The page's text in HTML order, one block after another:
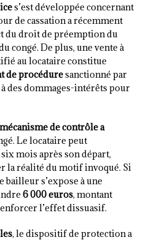
s’est développée concernant
de cassation a récemment
du droit de préemption du
congé. De plus, une vente à
au locataire constitue
de procéduresanctionné par
des dommages-intérêts pour
mécanisme de contrôle a
Le locataire peut
mois après son départ,
la réalité du motif invoqué. Si
bailleur s’expose à une
6 000 euros, montant
l’effet dissuasif.
, le dispositif de protection a